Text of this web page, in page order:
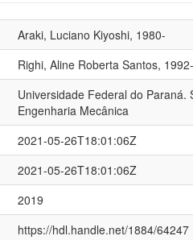
Araki, Luciano Kiyoshi, 1980-
Righi, Aline Roberta Santos, 1992-
Universidade Federal do
Engenharia Mecânica
2021-05-26T18:01:06Z
2021-05-26T18:01:06Z
2019
https://hdl.handle.net/1884/64247